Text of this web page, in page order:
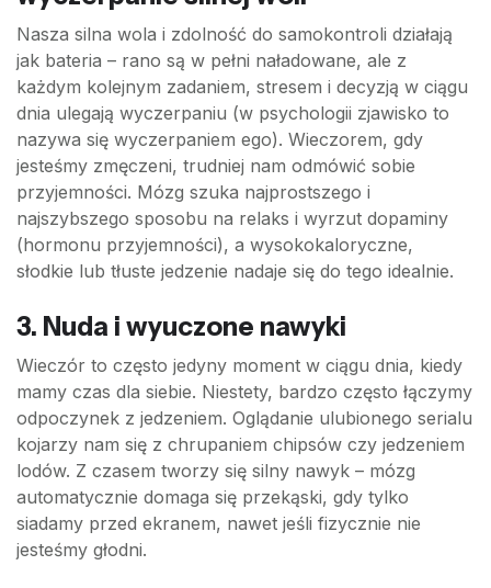
Nasza silna wola i zdolność do samokontroli działają
jak bateria – rano są w pełni naładowane, ale z
każdym kolejnym zadaniem, stresem i decyzją w ciągu
dnia ulegają wyczerpaniu (w psychologii zjawisko to
nazywa się wyczerpaniem ego). Wieczorem, gdy
jesteśmy zmęczeni, trudniej nam odmówić sobie
przyjemności. Mózg szuka najprostszego i
najszybszego sposobu na relaks i wyrzut dopaminy
(hormonu przyjemności), a wysokokaloryczne,
słodkie lub tłuste jedzenie nadaje się do tego idealnie.
3. Nuda i wyuczone nawyki
Wieczór to często jedyny moment w ciągu dnia, kiedy
mamy czas dla siebie. Niestety, bardzo często łączymy
odpoczynek z jedzeniem. Oglądanie ulubionego serialu
kojarzy nam się z chrupaniem chipsów czy jedzeniem
lodów. Z czasem tworzy się silny nawyk – mózg
automatycznie domaga się przekąski, gdy tylko
siadamy przed ekranem, nawet jeśli fizycznie nie
jesteśmy głodni.